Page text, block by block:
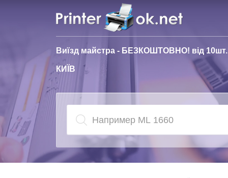
Виїзд майстра - БЕЗКОШТОВНО! від 10шт.
КИЇВ